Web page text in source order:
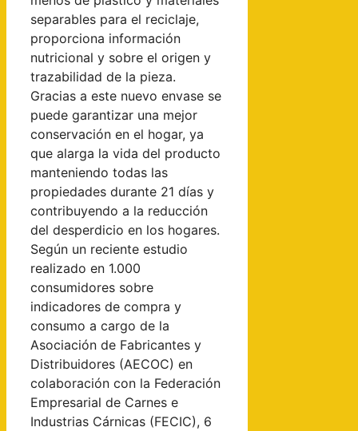
separables para el reciclaje,
proporciona información
nutricional y sobre el origen y
trazabilidad de la pieza.
Gracias a este nuevo envase se
puede garantizar una mejor
conservación en el hogar, ya
que alarga la vida del producto
manteniendo todas las
propiedades durante 21 días y
contribuyendo a la reducción
del desperdicio en los hogares.
Según un reciente estudio
realizado en 1.000
consumidores sobre
indicadores de compra y
consumo a cargo de la
Asociación de Fabricantes y
Distribuidores (AECOC) en
colaboración con la Federación
Empresarial de Carnes e
Industrias Cárnicas (FECIC), 6